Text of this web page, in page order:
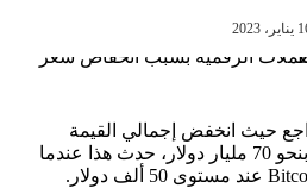
حيث انخفض إجمالي القيمة
السوقية للعملات الرقمية بنحو 70 مليار دولار، حدث هذا عندما